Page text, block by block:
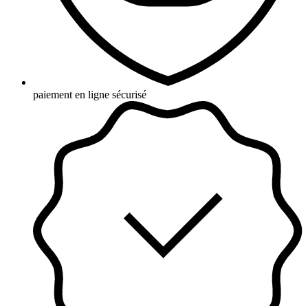
paiement en ligne sécurisé